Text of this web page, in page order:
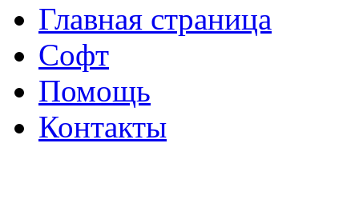
Главная страница
Софт
Помощь
Контакты